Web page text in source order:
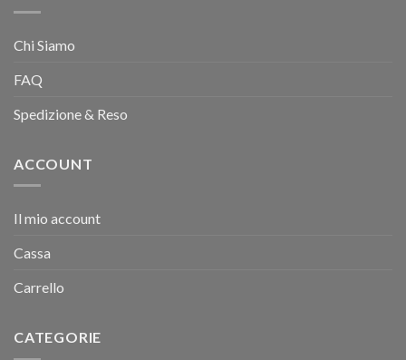
Chi Siamo
FAQ
Spedizione & Reso
ACCOUNT
Il mio account
Cassa
Carrello
CATEGORIE